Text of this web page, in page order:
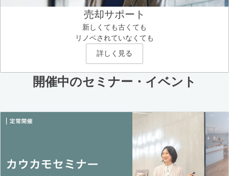
売却サポート
新しくても古くても
リノベされていなくても
詳しく見る
開催中のセミナー・イベント